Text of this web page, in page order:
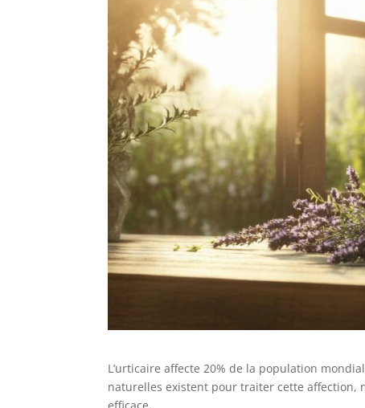
L’urticaire affecte 20% de la population
naturelles existent pour traiter cette affection,